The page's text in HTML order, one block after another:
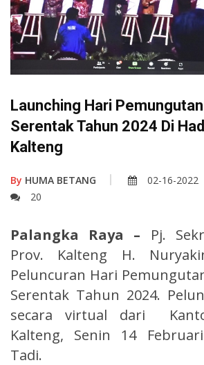
Launching Hari
Serentak Tahun 2024 Di
Kalteng
By HUMA BETANG 02-16-2022
20
Palangka Raya – Pj.
Prov. Kalteng H.
Peluncuran Hari
Serentak Tahun 2024.
secara virtual dari
Kalteng, Senin 14
Tadi.